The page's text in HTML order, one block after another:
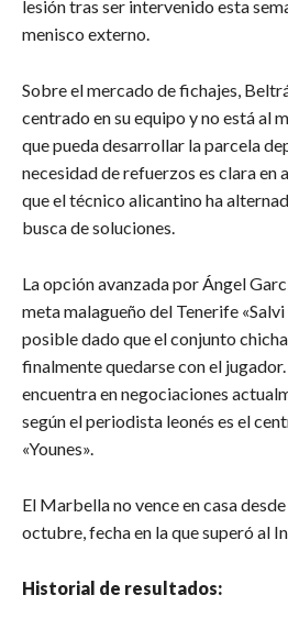
lesión tras ser intervenido esta
menisco externo.
Sobre el mercado de fichajes,
centrado en su equipo y no está al
que pueda desarrollar la parcela
necesidad de refuerzos es clara en
que el técnico alicantino ha
busca de soluciones.
La opción avanzada por Ángel
meta malagueño del Tenerife
posible dado que el conjunto
finalmente quedarse con el
encuentra en negociaciones
según el periodista leonés es el
«Younes».
El Marbella no vence en casa
octubre, fecha en la que superó al
Historial de resultados: